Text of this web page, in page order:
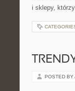
i sklepy,
POSTED BY